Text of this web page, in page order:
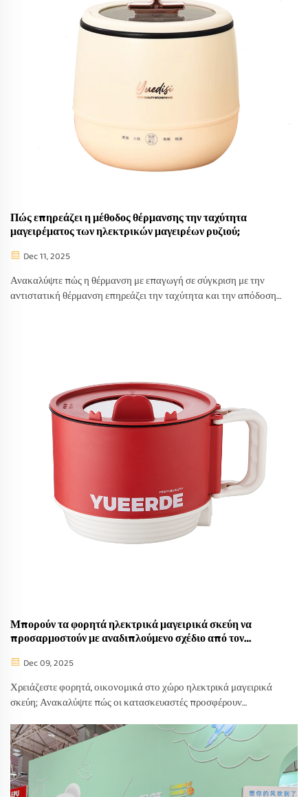
Πώς επηρεάζει η μέθοδος θέρμανσης την ταχύτητα
μαγειρέματος των ηλεκτρικών μαγειρέων ρυζιού;
Dec 11, 2025
Ανακαλύψτε πώς η θέρμανση με επαγωγή σε σύγκριση με την
αντιστατική θέρμανση επηρεάζει την ταχύτητα και την απόδοση
Μπορούν τα φορητά ηλεκτρικά μαγειρικά σκεύη να
προσαρμοστούν με αναδιπλούμενο σχέδιο από τον
Dec 09, 2025
Χρειάζεστε φορητά, οικονομικά στο χώρο ηλεκτρικά μαγειρικά
σκεύη; Ανακαλύψτε πώς οι κατασκευαστές προσφέρουν
OEM/ODM, γρήγορη πρωτοτυποποίηση και παγκόσμια
συμμόρφωση. Ζητήστε προσφορά σήμερα.